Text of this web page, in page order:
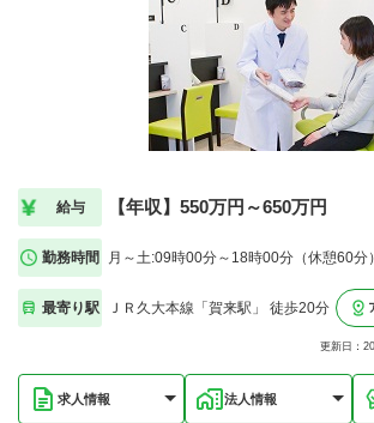
給与 【年収】550万円～650万円
勤務時間 月～土:09時00分～18時00分（休憩60分）
最寄り駅 ＪＲ久大本線「賀来駅」 徒歩20分
更新日：
求人情報 法人情報